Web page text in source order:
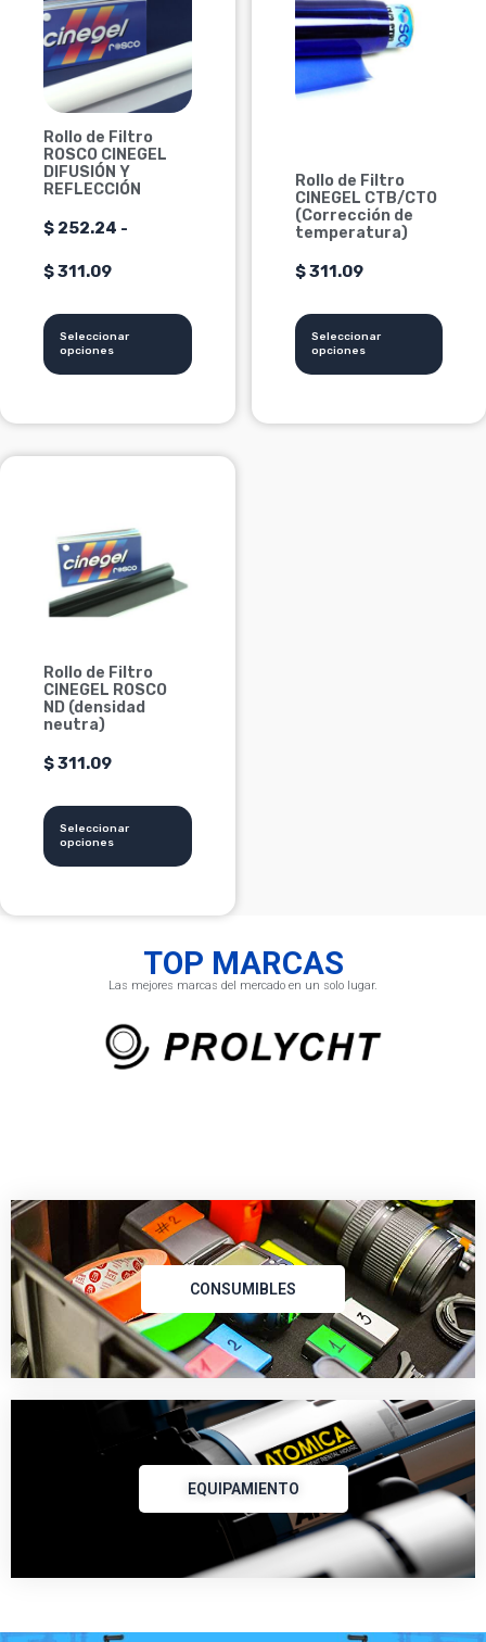
Rollo de Filtro
ROSCO CINEGEL
DIFUSIÓN Y
REFLECCIÓN
$ 252.24 -
$311.09
precios:
desde
$ 252.24
hasta
Seleccionar
opciones
múltiples
variantes.
Las
opciones
se
pueden
elegir
en
la
de
Rollo de Filtro
CINEGEL CTB/CTO
(Corrección de
temperatura)
$311.09
Seleccionar
opciones
múltiples
variantes.
Las
opciones
en
la
página
de
Rollo de Filtro
CINEGEL ROSCO
ND (densidad
neutra)
$311.09
Seleccionar
opciones
múltiples
variantes.
Las
opciones
pueden
elegir
en
la
de
producto
TOP MARCAS
Las mejores marcas del mercado en un solo lugar.
CONSUMIBLES
EQUIPAMIENTO